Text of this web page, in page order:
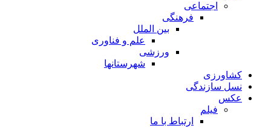
اجتماعی
فرهنگی
بین الملل
علم و فناوری
ورزشی
شهرستانها
کشاورزی
نسل سازندگی
عکس
فیلم
ارتباط با ما